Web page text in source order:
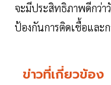
จะมีประสิทธิภาพดีกว่า
ป้องกันการติดเชื้อและ
ข่าวที่เกี่ยวข้อง